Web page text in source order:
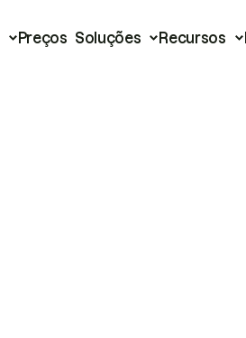
Preços Soluções Recursos